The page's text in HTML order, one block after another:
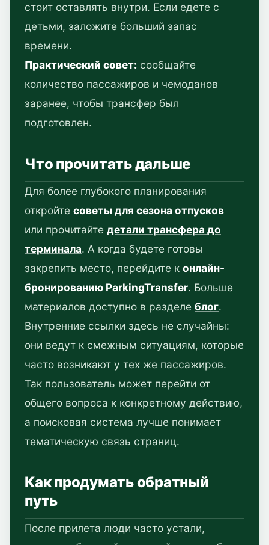
стоит оставлять внутри. Если едете с
детьми, заложите больший запас
времени.
Практический совет: сообщайте
количество пассажиров и чемоданов
заранее, чтобы трансфер был
подготовлен.
Что прочитать дальше
Для более глубокого планирования
откройте советы для сезона отпусков
или прочитайте детали трансфера до
терминала. А когда будете готовы
закрепить место, перейдите к онлайн-
бронированию ParkingTransfer. Больше
материалов доступно в разделе блог.
Внутренние ссылки здесь не случайны:
они ведут к смежным ситуациям, которые
часто возникают у тех же пассажиров.
Так пользователь может перейти от
общего вопроса к конкретному действию,
а поисковая система лучше понимает
тематическую связь страниц.
Как продумать обратный
путь
После прилета люди часто устали,